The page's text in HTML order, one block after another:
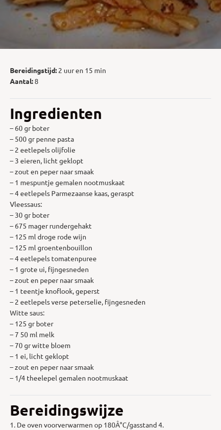
Bereidingstijd: 2 uur en 15 min
Aantal:8
Ingredienten
– 60 gr boter
– 500 gr penne pasta
– 2 eetlepels olijfolie
– 3 eieren, licht geklopt
– zout en peper naar smaak
– 1 mespuntje gemalen nootmuskaat
– 4 eetlepels Parmezaanse kaas, geraspt
Vleessaus:
– 30 gr boter
– 675 mager rundergehakt
– 125 ml droge rode wijn
– 125 ml groentenbouillon
– 4 eetlepels tomatenpuree
– 1 grote ui, fijngesneden
– zout en peper naar smaak
– 1 teentje knoflook, geperst
– 2 eetlepels verse peterselie, fijngesneden
Witte saus:
– 125 gr boter
– 7 50 ml melk
– 70 gr witte bloem
– 1 ei, licht geklopt
– zout en peper naar smaak
– 1/4 theelepel gemalen nootmuskaat
Bereidingswijze
1. De oven voorverwarmen op 180Â°C/gasstand 4.